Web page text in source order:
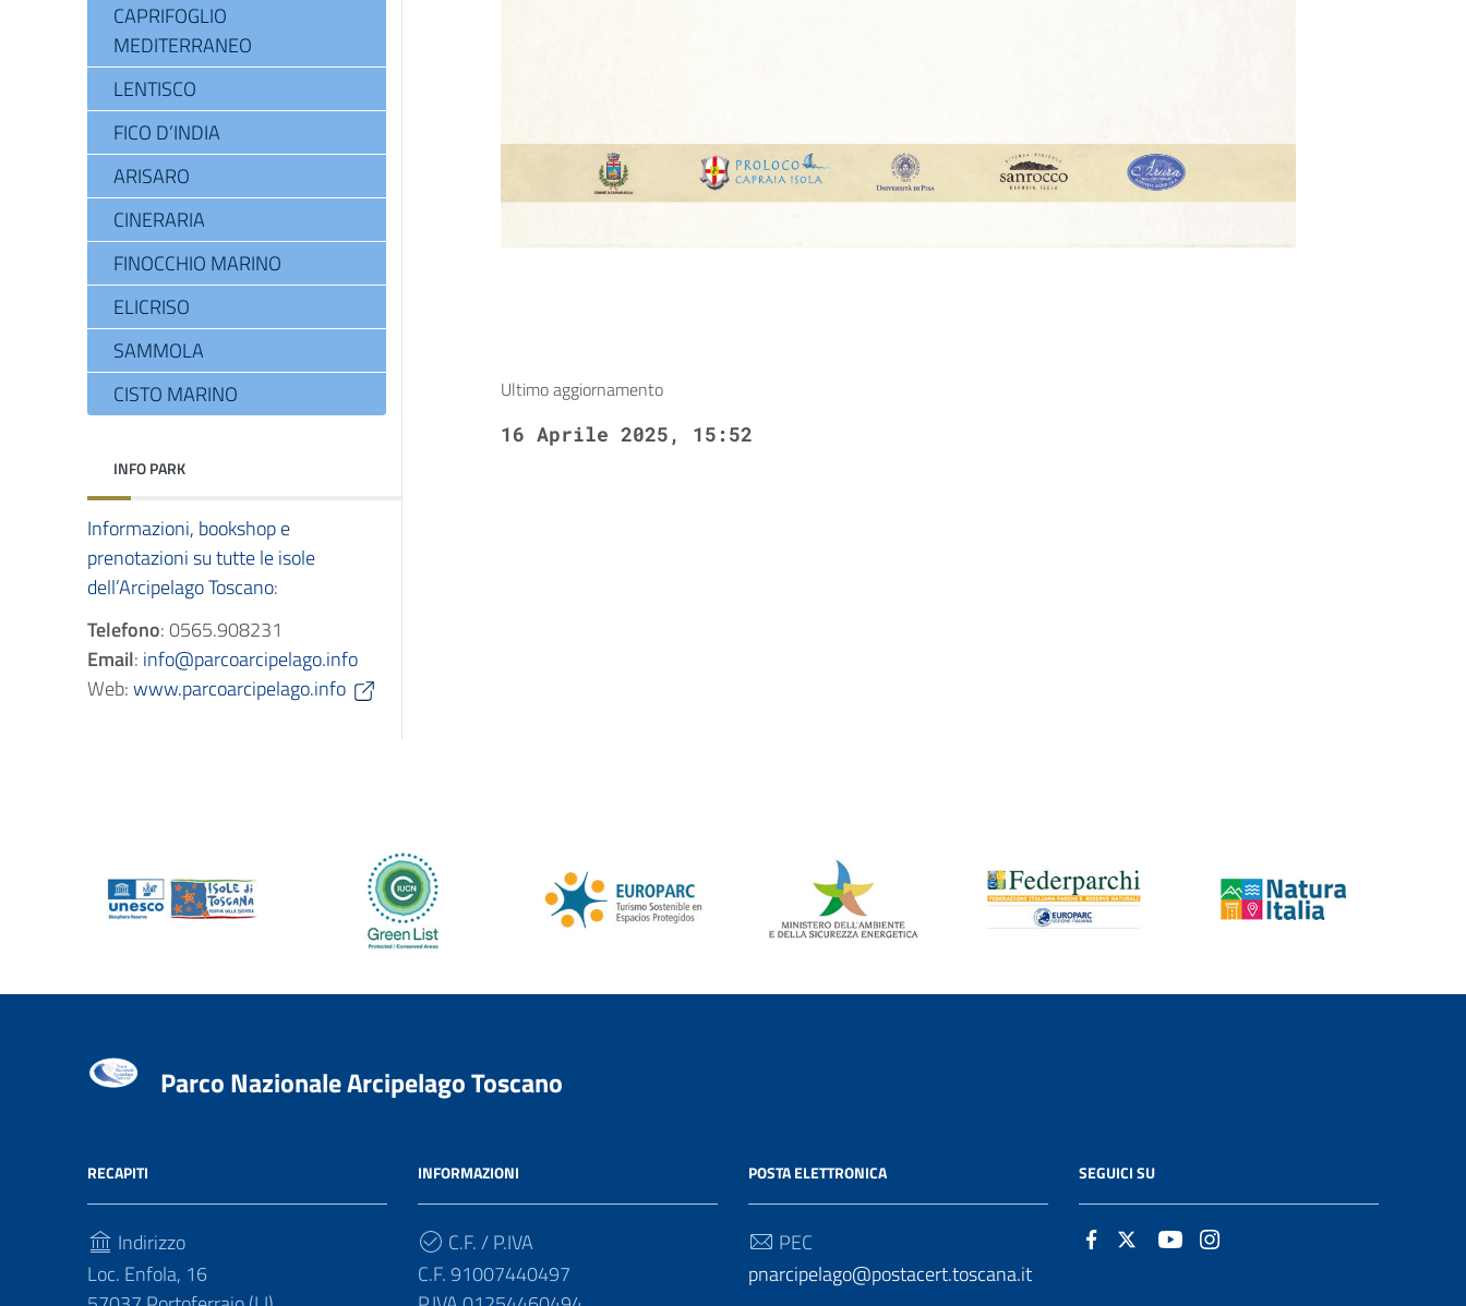
CAPRIFOGLIO
MEDITERRANEO
LENTISCO
FICO D’INDIA
ARISARO
CINERARIA
FINOCCHIO MARINO
ELICRISO
SAMMOLA
CISTO MARINO
INFO PARK
Informazioni, bookshop e
prenotazioni su tutte le isole
dell’Arcipelago Toscano:
Telefono: 0565.908231
Email: info@parcoarcipelago.info
Web:www.parcoarcipelago.info
Ultimo aggiornamento
16 Aprile 2025, 15:52
Parco Nazionale Arcipelago Toscano
RECAPITI
Indirizzo
Loc. Enfola, 16
INFORMAZIONI
C.F. / P.IVA
C.F. 91007440497
POSTA ELETTRONICA
PEC
pnarcipelago@postacert.toscana.it
SEGUICI SU